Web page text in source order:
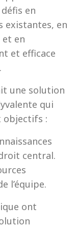
en
existantes, en
en
et efficace
une solution
qui
objectifs :
central.
l’équipe.
ont